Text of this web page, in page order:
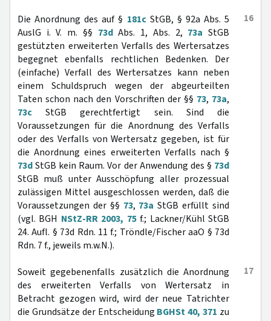
16
Die Anordnung des auf § 181cStGB, § 92a Abs. 5
AuslG i. V. m. §§ 73dAbs. 1, Abs. 2, 73a StGB
gestützten erweiterten Verfalls des Wertersatzes
begegnet ebenfalls rechtlichen Bedenken. Der
(einfache) Verfall des Wertersatzes kann neben
einem Schuldspruch wegen der abgeurteilten
Taten schon nach den Vorschriften der §§ 73, 73a,
73c StGB gerechtfertigt sein. Sind die
Voraussetzungen für die Anordnung des Verfalls
oder des Verfalls von Wertersatz gegeben, ist für
die Anordnung eines erweiterten Verfalls nach §
73dStGB kein Raum. Vor der Anwendung des § 73d
StGB muß unter Ausschöpfung aller prozessual
zulässigen Mittel ausgeschlossen werden, daß die
Voraussetzungen der §§ 73, 73a StGB erfüllt sind
(vgl. BGH NStZ-RR 2003, 75f.; Lackner/Kühl StGB
24. Aufl. § 73d Rdn. 11 f.; Tröndle/Fischer aaO § 73d
Rdn. 7 f., jeweils m.w.N.).
17
Soweit gegebenenfalls zusätzlich die Anordnung
des erweiterten Verfalls von Wertersatz in
Betracht gezogen wird, wird der neue Tatrichter
die Grundsätze der Entscheidung BGHSt 40, 371 zu